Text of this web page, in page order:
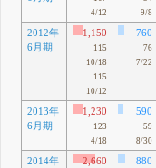
4/12
9/8
2012年
6月期
1,150
115
10/18
115
10/12
760
76
7/22
2013年
6月期
1,230
123
4/18
590
59
8/30
2014年
2,660 880